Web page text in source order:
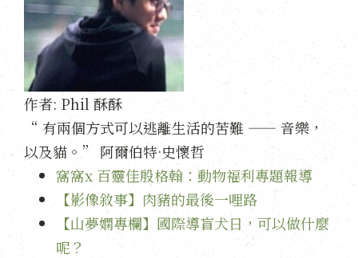
作者: Phil 酥酥
“ 有兩個方式可以逃離生活的苦難 —— 音樂，
以及貓。” 阿爾伯特·史懷哲
窩窩x 百靈佳殷格翰：動物福利專題報導
【影像敘事】肉豬的最後一哩路
【山夢嫻專欄】國際導盲犬日，可以做什麼
呢？